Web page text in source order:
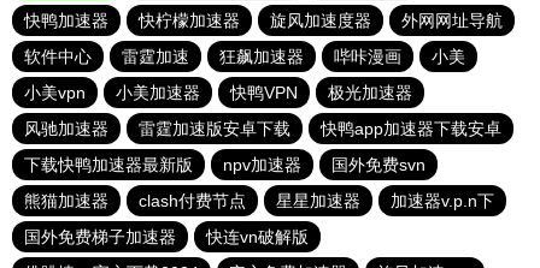
快鸭加速器
快柠檬加速器 旋风加速度器
外网网址导航
软件中心
雷霆加速 狂飙加速器 哔咔漫画
小美
小美vpn
小美加速器 快鸭VPN
极光加速器
风驰加速器
雷霆加速版安卓下载
快鸭app加速器下载安卓
下载快鸭加速器最新版
npv加速器
国外免费svn
熊猫加速器
clash付费节点 星星加速器
加速器v.p.n下
国外免费梯子加速器
快连vn破解版